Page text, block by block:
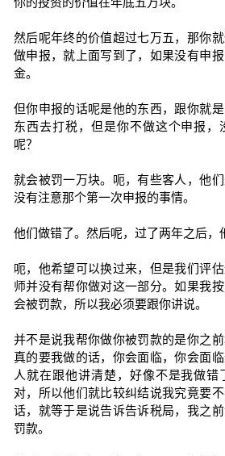
然后呢年终的价值超过七万五，那你
做申报，就上面写到了，如果没有申
金。
但你申报的话呢是他的东西，跟你就
东西去打税，但是你不做这个申报，
呢？
就会被罚一万块。呃，有些客人，他
没有注意那个第一次申报的事情。
他们做错了。然后呢，过了两年之后，
呃，他希望可以换过来，但是我们评
师并没有帮你做对这一部分。如果我
会被罚款，所以我必须要跟你讲说。
并不是说我帮你做你被罚款的是你之
真的要我做的话，你会面临，你会面
人就在跟他讲清楚，好像不是我做错
对，所以他们就比较纠结说我究竟要
话，就等于是说告诉告诉税局，我之
罚款。